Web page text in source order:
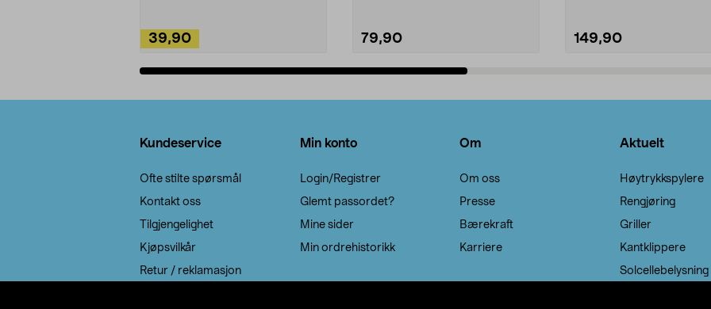
39,90 79,90 149,90
Kundeservice
Ofte stilte spørsmål
Kontakt oss
Tilgjengelighet
Kjøpsvilkår
Retur / reklamasjon
Min konto
Login/Registrer
Glemt passordet?
Mine sider
Min ordrehistorikk
Om
Om oss
Presse
Bærekraft
Karriere
Aktuelt
Høytrykkspylere
Rengjøring
Griller
Kantklippere
Solcellebelysning